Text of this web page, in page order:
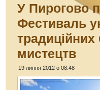
У Пирогово
Фестиваль
мистецтв
19 липня 2012 о 08:48